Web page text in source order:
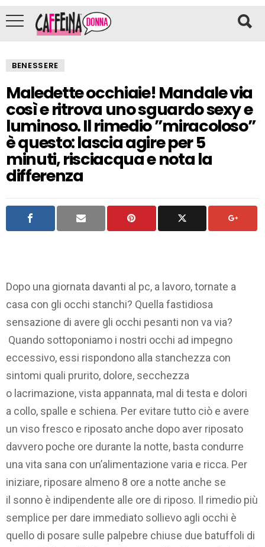
BENESSERE
Maledette occhiaie! Mandale via
così e ritrova uno sguardo sexy e
luminoso. Il rimedio ”miracoloso”
è questo: lascia agire per 5
minuti, risciacqua e nota la
differenza
Dopo una giornata davanti al pc, a lavoro, tornate a
casa con gli occhi stanchi? Quella fastidiosa
sensazione di avere gli occhi pesanti non va via?
Quando sottoponiamo i nostri occhi ad impegno
eccessivo, essi rispondono alla stanchezza con
sintomi quali prurito, dolore, secchezza
o lacrimazione, vista appannata, mal di testa e dolori
a collo, spalle e schiena. Per evitare tutto ciò e avere
un viso fresco e riposato anche dopo aver riposato
davvero poche ore durante la notte, basta condurre
una vita sana con un’alimentazione varia e ricca. Per
iniziare, riposare almeno 8 ore a notte anche se
il sonno è indipendente alle ore di riposo. Il rimedio più
semplice per dare immediato sollievo agli occhi è
quello di posare sulle palpebre chiuse due batuffoli di